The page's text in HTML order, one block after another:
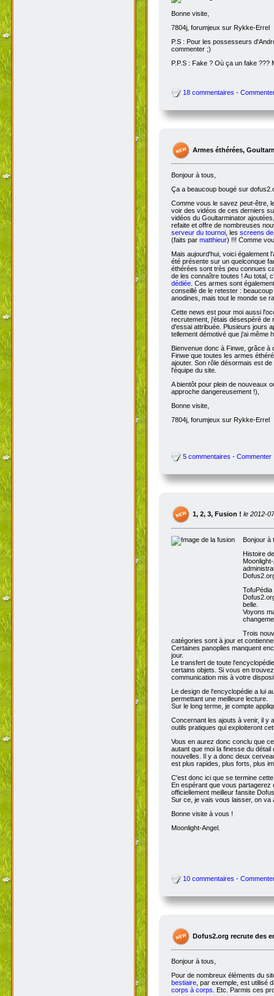
Bonne visite,
7804j, forumjeux sur Rykke-Errel
P.S : Pour les possesseurs
commenter ;)
P.P.S : Fake ? Où ça un fake ???
18 commentaires -
Armes éthérées,
Bonjour à tous,
Ça a beaucoup bougé sur
Comme vous le savez peut-être,
voir des vidéos de ces derniers
vidéos du Goultarminator
refaite et offre de nombreuses
serveur du tournoi, les screens
(faits par matthieur) !!! Comme
Mais aujourd'hui, voici également
été présente sur un quelconque
éthérées sont très peu connues
de les connaître toutes ! Au total,
dédiée. Ces armes sont
conseillé de le retester :
anodines, mais tout le monde se
Cette news est pour moi aussi
recrutement, j'étais désespéré de
d'essai attribuée. Plusieurs jours
tellement démotivé que j'ai même
Bienvenue donc à Finwe, grâce
Finwe que toutes les armes
ajouter. Son rôle désormais est
l'équipe du site.
A bientôt pour plein de nouveaux
approche dangereusement !),
Bonne visite,
7804j, forumjeux sur Rykke-Errel
5 commentaires - Commenter
1, 2, 3, Fusion ! le 2012-
Bonjour à
Histoire
belle.
Voyons
Trois
catégories sont à jour et
Certaines panoplies manquent
jour.
Le transfert de toute
certains objets. Si vous en
communication mis à votre
Le design de l'encyclopédie a lui
permettant une meilleure lecture.
Sur le long terme, je compte
Concernant les ajouts à venir, il y
outils pratiques qui exploiteront
Vous en aurez donc conclu que
autant que moi la finesse du
nouvelles. Il y a donc deux
est plus rapides, plus forts, plus
C'est donc ici que se termine
En espérant que vous
officiellement meilleur fansite
Sur ce, je vais vous laisser, on va
Bonne visite à vous !
Moonlight-Angel.
10 commentaires -
Dofus2.org recrute des
Bonjour à tous,
Pour de nombreux éléments du
bestiaire, par exemple, est utilisé
corps à corps. Etc. Parmis ces